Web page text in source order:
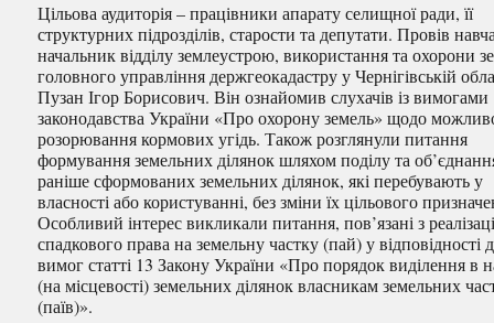
Цільова аудиторія – працівники апарату селищної ради, її
структурних підрозділів, старости та депутати. Провів
начальник відділу землеустрою, використання та охорони
головного управління держгеокадастру у Чернігівській
Пузан Ігор Борисович. Він ознайомив слухачів із вимогами
законодавства України «Про охорону земель» щодо
розорювання кормових угідь. Також розглянули питання
формування земельних ділянок шляхом поділу та
раніше сформованих земельних ділянок, які перебувають у
власності або користуванні, без зміни їх цільового
Особливий інтерес викликали питання, пов’язані з
спадкового права на земельну частку (пай) у відповідності
вимог статті 13 Закону України «Про порядок виділення в
(на місцевості) земельних ділянок власникам земельних
(паїв)».